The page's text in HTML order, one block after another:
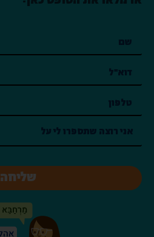
שליחה